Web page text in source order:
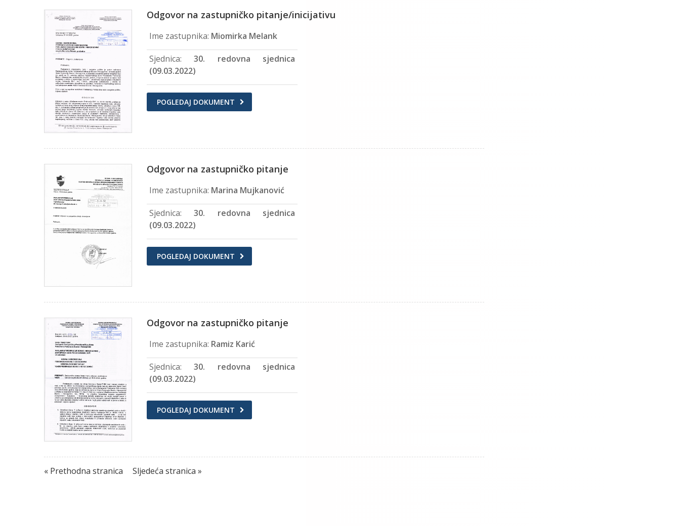
Odgovor na zastupničko pitanje/inicijativu
Ime zastupnika: Miomirka Melank
Sjednica:30. redovna sjednica
(09.03.2022)
POGLEDAJ DOKUMENT
Odgovor na zastupničko pitanje
Ime zastupnika: Marina Mujkanović
Sjednica:30. redovna sjednica
(09.03.2022)
POGLEDAJ DOKUMENT
Odgovor na zastupničko pitanje
Ime zastupnika: Ramiz Karić
Sjednica:30. redovna sjednica
(09.03.2022)
POGLEDAJ DOKUMENT
« Prethodna stranica Sljedeća stranica »